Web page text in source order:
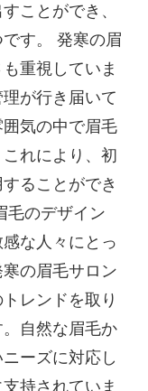
ことができ、
す。 発寒の眉
重視していま
が行き届いて
気の中で眉毛
れにより、初
ることができ
毛のデザイン
な人々にとっ
の眉毛サロン
レンドを取り
自然な眉毛か
ーズに対応し
持されていま